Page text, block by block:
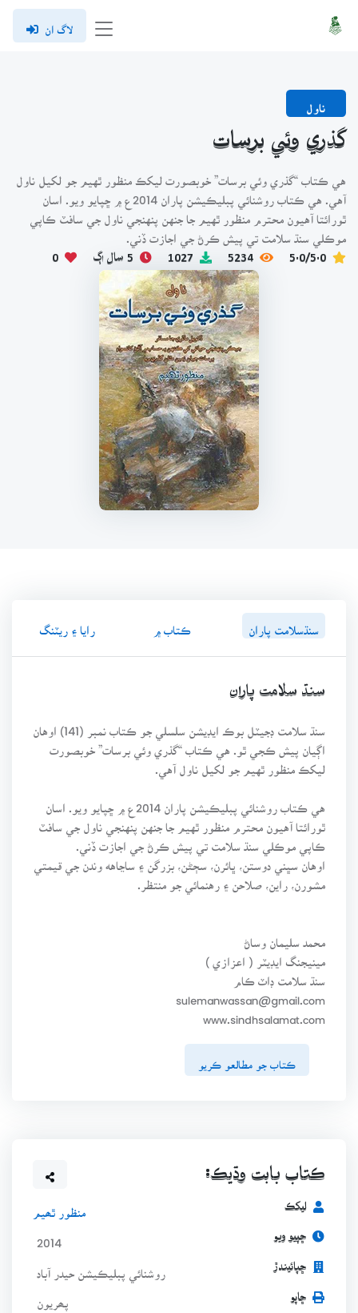
لاگ ان
ناول
گذري وئي برسات
هي ڪتاب “گذري وئي برسات” خوبصورت ليکڪ منظور ٿهيم جو لکيل ناول
آهي. هي ڪتاب روشنائي پبليڪيشن پاران 2014ع ۾ ڇپايو ويو. اسان
ٿورائتا آهيون محترم منظور ٿهيم جا جنهن پنهنجي ناول جي سافٽ ڪاپي
موڪلي سنڌ سلامت تي پيش ڪرڻ جي اجازت ڏني.
5.0/5.0
5234
1027 5 سال اڳ 0
سنڌسلامت پاران ڪتاب ۾ رايا ۽ ريٽنگ
سنڌ سلامت پاران
سنڌ سلامت ڊجيٽل بوڪ ايڊيشن سلسلي جو ڪتاب نمبر (141) اوهان
اڳيان پيش ڪجي ٿو. هي ڪتاب “گذري وئي برسات” خوبصورت
ليکڪ منظور ٿهيم جو لکيل ناول آهي.
هي ڪتاب روشنائي پبليڪيشن پاران 2014ع ۾ ڇپايو ويو. اسان
ٿورائتا آهيون محترم منظور ٿهيم جا جنهن پنهنجي ناول جي سافٽ
ڪاپي موڪلي سنڌ سلامت تي پيش ڪرڻ جي اجازت ڏني.
اوهان سڀني دوستن، ڀائرن، سڄڻن، بزرگن ۽ ساڃاهه وندن جي قيمتي
مشورن، راين، صلاحن ۽ رهنمائي جو منتظر.
محمد سليمان وساڻ
مينيجنگ ايڊيٽر ( اعزازي )
سنڌ سلامت ڊاٽ ڪام
sulemanwassan@gmail.com
ڪتاب جو مطالعو ڪريو
ڪتاب بابت وڌيڪ:
ليکڪ منظور ٿھيم
ڇپيو ويو 2014
ڇپائيندڙ روشنائي پبليڪيشن حيدر آباد
ڇاپو